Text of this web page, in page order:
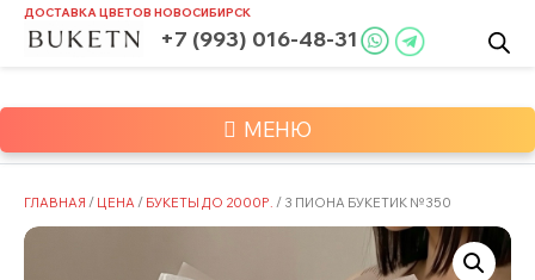
SkipДОСТАВКА ЦВЕТОВ НОВОСИБИРСК
+7 (993) 016-48-31
МЕНЮ
ГЛАВНАЯ / ЦЕНА / БУКЕТЫ ДО 2000Р. / 3 ПИОНА БУКЕТИК №350